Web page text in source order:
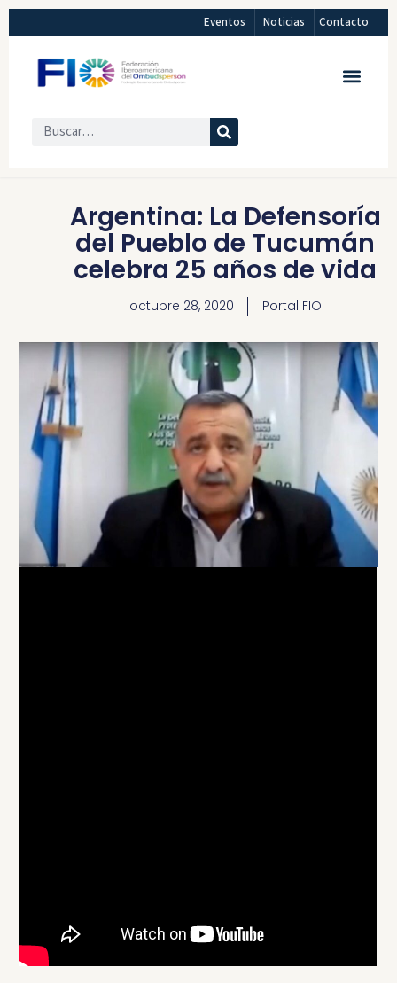
Eventos Noticias Contacto
Argentina: La Defensoría
del Pueblo de Tucumán
celebra 25 años de vida
octubre 28, 2020 Portal FIO